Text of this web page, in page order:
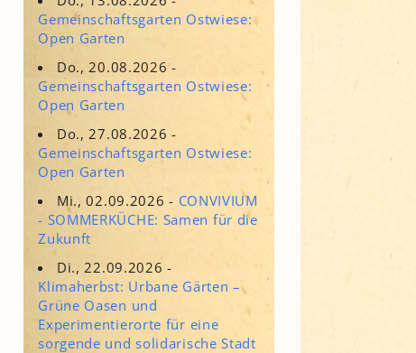
Grün in Sicht
Garten der Sinne
Interkultureller Garten
Blumenau
Kultgarten der WerkBox3
Piazza Zenetti
Südgarten
Tauschgarten Schwabing-
Milbertshofen
Waldschmausgarten
Adressen für Gartenbedarf
Erde & Kompost
Gemeinschaftsgarten Ostwiese:
Open Garten
Do., 20.08.2026 -
Gemeinschaftsgarten Ostwiese:
Open Garten
Do., 27.08.2026 -
Gemeinschaftsgarten Ostwiese:
Open Garten
Mi., 02.09.2026 - CONVIVIUM
- SOMMERKÜCHE: Samen für die
Zukunft
Di., 22.09.2026 -
Klimaherbst: Urbane Gärten –
Grüne Oasen und
Experimentierorte für eine
sorgende und solidarische Stadt